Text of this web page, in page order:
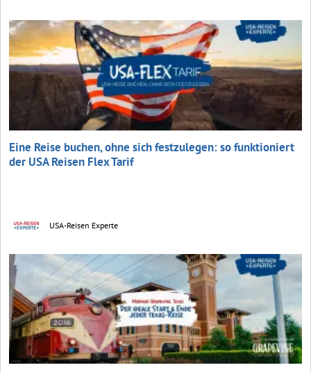
Eine Reise buchen, ohne sich festzulegen: so funktioniert
der USA Reisen Flex Tarif
USA-Reisen Experte